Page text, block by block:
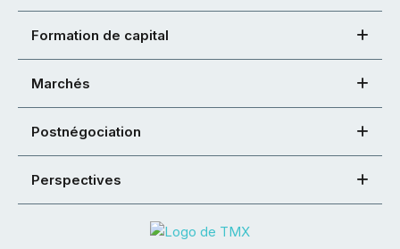
Formation de capital
Marchés
Postnégociation
Perspectives